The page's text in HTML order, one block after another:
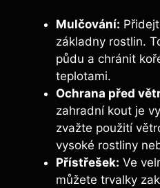
Mulčování:
základny rostlin.
půdu a chránit
teplotami.
Ochrana před
zahradní kout je
zvažte použití
vysoké rostliny
Přístřešek: Ve
můžete trvalky